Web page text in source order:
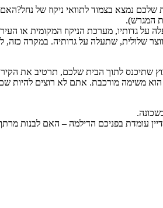
נמצא בצמוד לתוואי ניקוז של
המגרש).
על גדותיו, מערכת הניקוז המקומית או
שלולית, שתעלה על גדותיה. במקרה
לתוך הבית שלכם, תרטיב את
משימה מורכבת. אתם לא רוצים להיות
עומדת בפניכם הדילמה – האם לבנות